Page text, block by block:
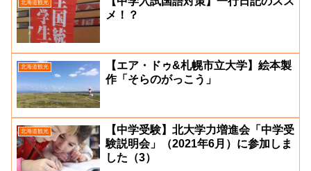
北海道観光
メ！？
北海道観光
【エア・ドゥ&札幌市立大学】絵本製
作「そらのがっこう」
北海道観光
【中学受験】北大学力増進会「中学受
験説明会」（2021年6月）に参加しま
した（3）